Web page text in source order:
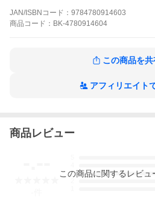
ん足していくだけ！国試合格に向けた
JAN/ISBNコード： 9784780914603
商品 コード： BK-4780914604
この商品を共
アフィリエイト
商品レビュー
3
この商品に関するレビュ